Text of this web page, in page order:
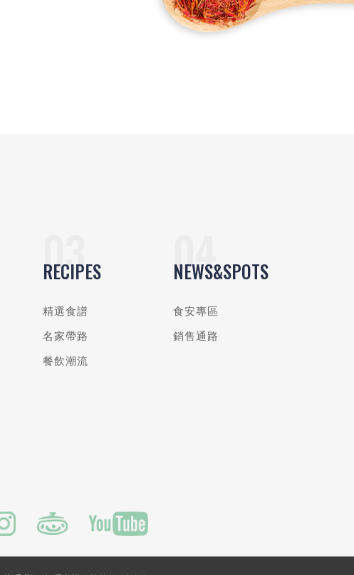
RECIPES
精選食譜
名家帶路
餐飲潮流
NEWS&SPOTS
食安專區
銷售通路